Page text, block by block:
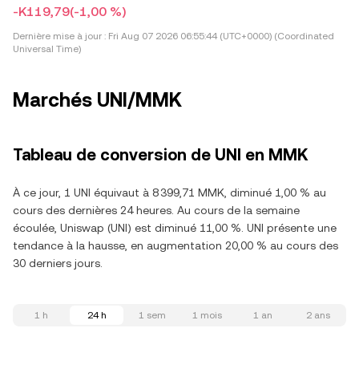
-K119,79(-1,00 %)
Dernière mise à jour : Fri Aug 07 2026 06:55:44 (UTC+0000) (Coordinated
Universal Time)
Marchés UNI/MMK
Tableau de conversion de UNI en MMK
À ce jour, 1 UNI équivaut à 8 399,71 MMK, diminué 1,00 % au
cours des dernières 24 heures. Au cours de la semaine
écoulée, Uniswap (UNI) est diminué 11,00 %. UNI présente une
tendance à la hausse, en augmentation 20,00 % au cours des
30 derniers jours.
1 h 24 h 1 sem 1 mois 1 an 2 ans